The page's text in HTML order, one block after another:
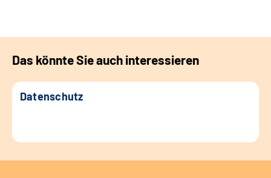
Das könnte Sie auch interessieren
Datenschutz